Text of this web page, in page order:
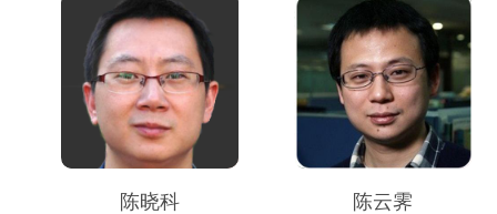
陈晓科 陈云霁